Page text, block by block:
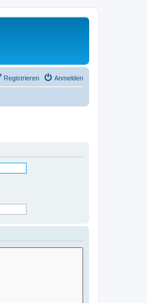
Anmelden
Registrieren